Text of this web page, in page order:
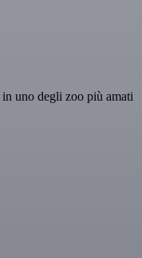
uno degli zoo più amati